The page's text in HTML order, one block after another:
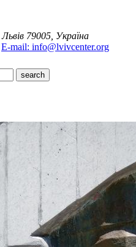
Львів 79005, Україна
E-mail: info@lvivcenter.org
search